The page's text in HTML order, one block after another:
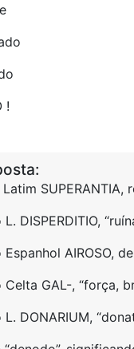
!
SUPERANTIA,
DISPERDITIO,
AIROSO,
Celta GAL-, “força,
DONARIUM,